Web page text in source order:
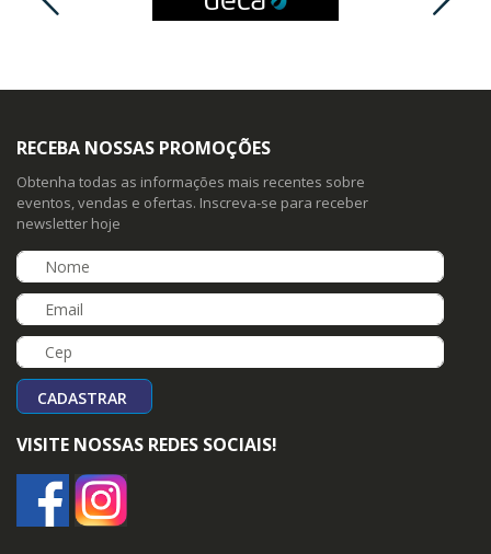
RECEBA NOSSAS PROMOÇÕES
Obtenha todas as informações mais recentes sobre
eventos, vendas e ofertas. Inscreva-se para receber
newsletter hoje
CADASTRAR
VISITE NOSSAS REDES SOCIAIS!